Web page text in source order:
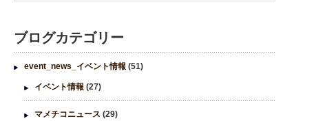
ブログカテゴリー
event_news_イベント情報 (51)
イベント情報 (27)
マメチコニュース (29)